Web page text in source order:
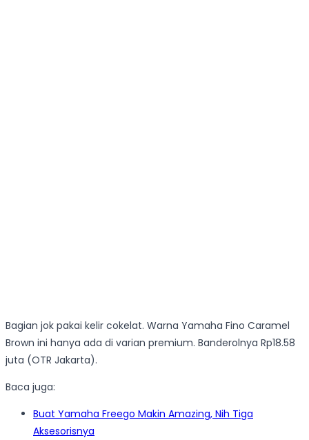
Bagian jok pakai kelir cokelat. Warna Yamaha Fino Caramel
Brown ini hanya ada di varian premium. Banderolnya Rp18.58
juta (OTR Jakarta).
Baca juga:
Buat Yamaha Freego Makin Amazing, Nih Tiga
Aksesorisnya